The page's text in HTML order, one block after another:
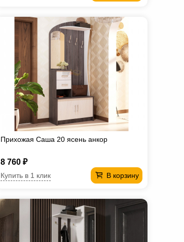
Прихожая Саша 20 ясень анкор
8 760 ₽
В корзину
Купить в 1 клик